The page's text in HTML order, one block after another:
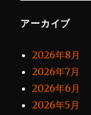
アーカイブ
2026年8月
2026年7月
2026年6月
2026年5月